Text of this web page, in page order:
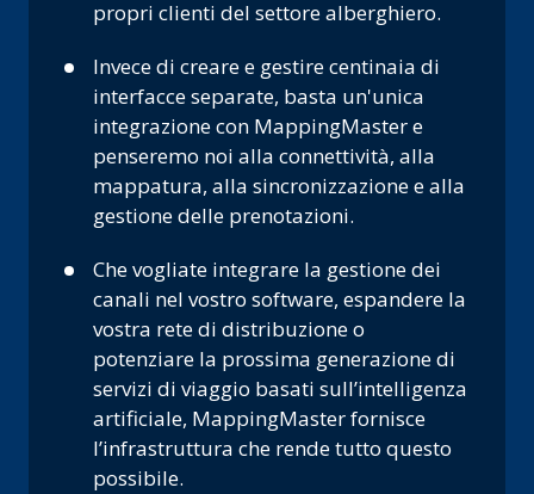
propri clienti del settore alberghiero.
Invece di creare e gestire centinaia di
interfacce separate, basta un'unica
integrazione con MappingMaster e
penseremo noi alla connettività, alla
mappatura, alla sincronizzazione e alla
gestione delle prenotazioni.
Che vogliate integrare la gestione dei
canali nel vostro software, espandere la
vostra rete di distribuzione o
potenziare la prossima generazione di
servizi di viaggio basati sull’intelligenza
artificiale, MappingMaster fornisce
l’infrastruttura che rende tutto questo
possibile.